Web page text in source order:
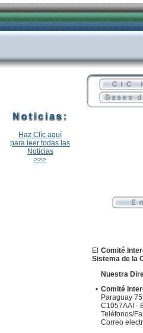
El Comité
Sistema de la
Nuestra
• Comité
Paraguay
C1057AAI -
Teléfonos/
Correo
Haz Clíc aquí
para leer todas las
Noticias
>>>